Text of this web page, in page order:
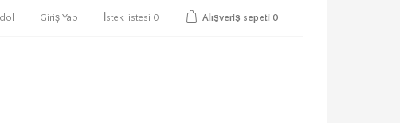
Giriş Yap İstek listesi 0 Alışveriş sepeti 0